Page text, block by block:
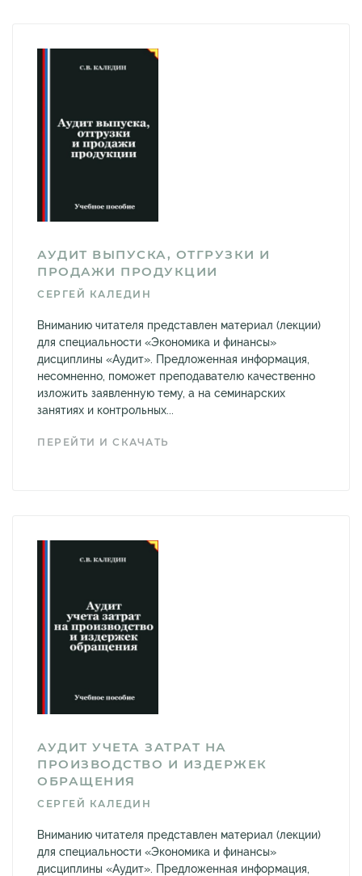
АУДИТ ВЫПУСКА, ОТГРУЗКИ И
ПРОДАЖИ ПРОДУКЦИИ
СЕРГЕЙ КАЛЕДИН
Вниманию читателя представлен материал (лекции)
для специальности «Экономика и финансы»
дисциплины «Аудит». Предложенная информация,
несомненно, поможет преподавателю качественно
изложить заявленную тему, а на семинарских
занятиях и контрольных...
ПЕРЕЙТИ И СКАЧАТЬ
АУДИТ УЧЕТА ЗАТРАТ НА
ПРОИЗВОДСТВО И ИЗДЕРЖЕК
ОБРАЩЕНИЯ
СЕРГЕЙ КАЛЕДИН
Вниманию читателя представлен материал (лекции)
для специальности «Экономика и финансы»
дисциплины «Аудит». Предложенная информация,